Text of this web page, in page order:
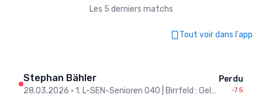
Les 5 derniers matchs
Tout voir dans l'app
Stephan Bähler
28.03.2026 • 1. L-SEN-Senioren O40 | Birrfeld : Gelterkinden
Perdu
-7.5